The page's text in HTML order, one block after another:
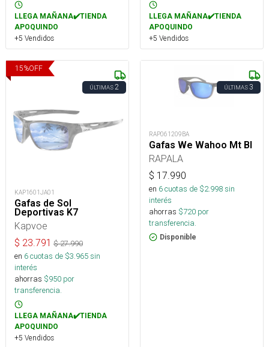
LLEGA MAÑANA✔️TIENDA
APOQUINDO
+5 Vendidos
LLEGA MAÑANA✔️TIENDA
APOQUINDO
+5 Vendidos
15%OFF
ÚLTIMAS2
KAP1601JA01
Gafas de Sol
Deportivas K7
Kapvoe
$ 23.791 $27.990
en 6cuotas de $3.965sin
interés
ahorras $950 por
transferencia.
LLEGA MAÑANA✔️TIENDA
APOQUINDO
+5 Vendidos
ÚLTIMAS3
RAP061209BA
Gafas We Wahoo Mt Bl
RAPALA
$ 17.990
en 6cuotas de $2.998sin
interés
ahorras $720 por
transferencia.
Disponible